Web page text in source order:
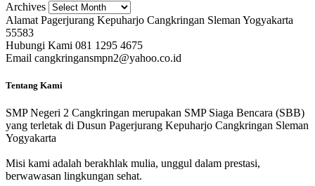
Archives
Alamat Pagerjurang Kepuharjo Cangkringan Sleman Yogyakarta
55583
Hubungi Kami 081 1295 4675
Email cangkringansmpn2@yahoo.co.id
Tentang Kami
SMP Negeri 2 Cangkringan merupakan SMP Siaga Bencara (SBB)
yang terletak di Dusun Pagerjurang Kepuharjo Cangkringan Sleman
Yogyakarta
Misi kami adalah berakhlak mulia, unggul dalam prestasi,
berwawasan lingkungan sehat.